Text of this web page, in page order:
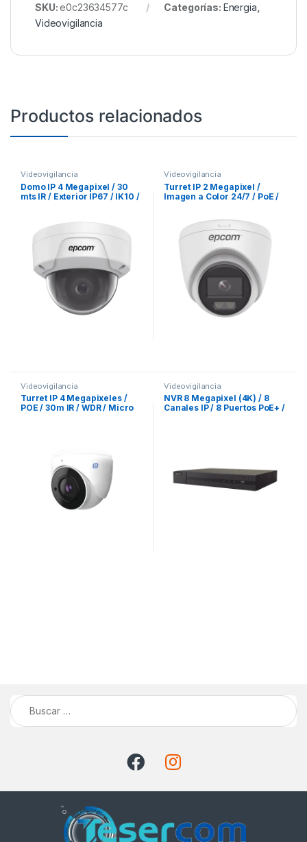
SKU:e0c23634577c Categorías: Energia
Videovigilancia
Productos relacionados
Videovigilancia
Domo IP 4 Megapixel / 30
mts IR / Exterior IP67 / IK10 /
Videovigilancia
Turret IP 2 Megapixel /
Imagen a Color 24/7 / PoE /
Videovigilancia
Turret IP 4 Megapixeles /
POE / 30m IR / WDR / Micro
Videovigilancia
NVR 8 Megapixel (4K) / 8
Canales IP / 8 Puertos PoE+ /
Buscar: